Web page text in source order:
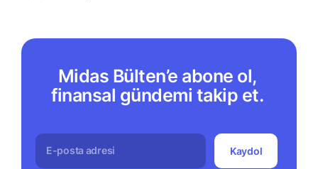
Midas Bülten’e abone ol,
finansal gündemi takip et.
Kaydol